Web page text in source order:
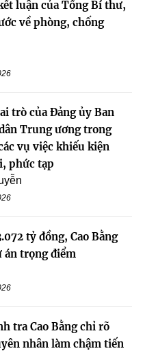
luận của Tổng Bí thư,
về phòng, chống
trò của Đảng ủy Ban
Trung ương trong
vụ việc khiếu kiện
phức tạp
tỷ đồng, Cao Bằng
án trọng điểm
tra Cao Bằng chỉ rõ
nhân làm chậm tiến